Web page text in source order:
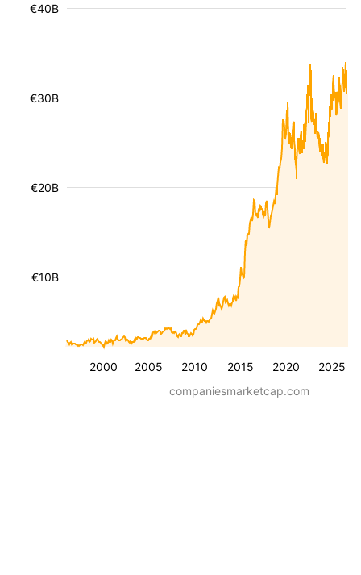
2000 2005 2010 2015 2020 2025
€10B
€20B
€30B
€40B
companiesmarketcap.com